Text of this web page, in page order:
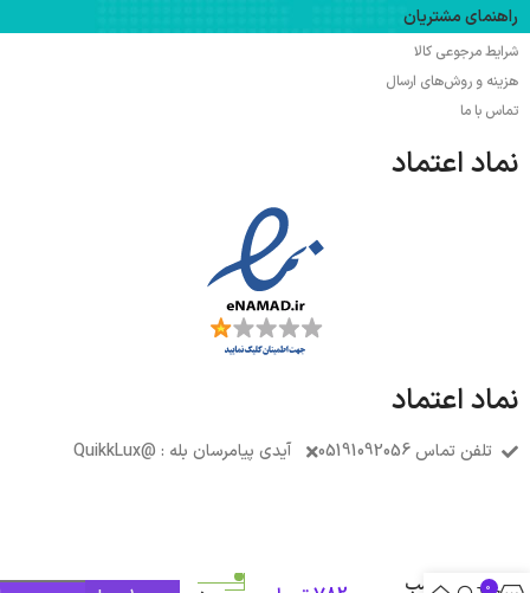
راهنمای مشتریان
شرایط مرجوعی کالا
هزینه و روش‌های ارسال
تماس با ما
نماد اعتماد
نماد اعتماد
تلفن تماس 05191092056 آیدی پیامرسان بله : @QuikkLux
مناسب
0